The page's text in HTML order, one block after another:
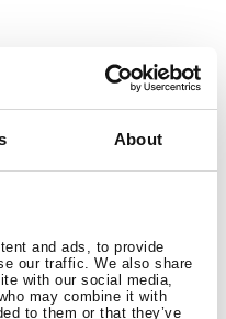
About
and ads, to provide
our traffic. We also share
with our social media,
may combine it with
to them or that they’ve
70cm de aspiración